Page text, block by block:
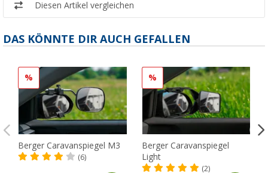
Diesen Artikel vergleichen
DAS KÖNNTE DIR AUCH GEFALLEN
%
Berger Caravanspiegel M3
(6)
%
Berger Caravanspiegel
Light
(2)